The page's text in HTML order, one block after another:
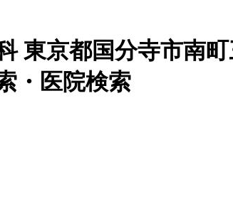
東京都国分寺市南
・医院検索